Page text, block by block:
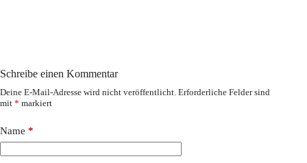
Schreibe einen Kommentar
Deine E-Mail-Adresse wird nicht veröffentlicht. Erforderliche Felder sind
mit * markiert
Name *